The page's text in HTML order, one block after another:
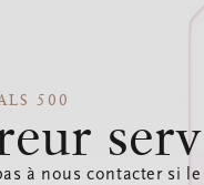
500
à nous contacter si